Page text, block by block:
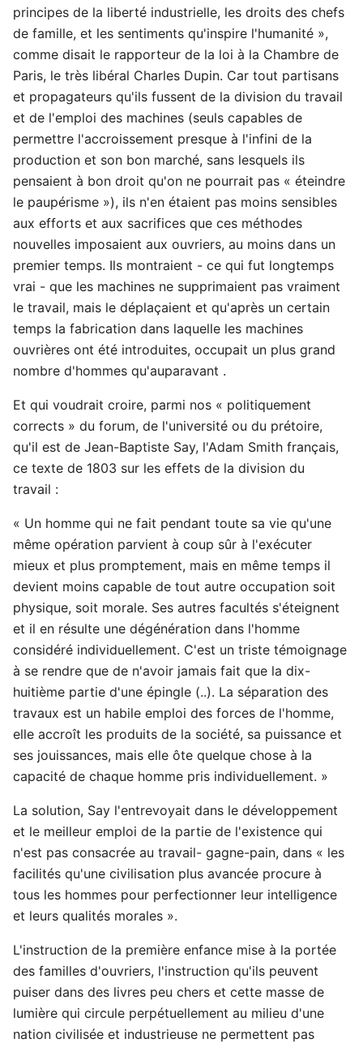
principes de la liberté industrielle, les droits des chefs
de famille, et les sentiments qu'inspire l'humanité »,
comme disait le rapporteur de la loi à la Chambre de
Paris, le très libéral Charles Dupin. Car tout partisans
et propagateurs qu'ils fussent de la division du travail
et de l'emploi des machines (seuls capables de
permettre l'accroissement presque à l'infini de la
production et son bon marché, sans lesquels ils
pensaient à bon droit qu'on ne pourrait pas « éteindre
le paupérisme »), ils n'en étaient pas moins sensibles
aux efforts et aux sacrifices que ces méthodes
nouvelles imposaient aux ouvriers, au moins dans un
premier temps. Ils montraient - ce qui fut longtemps
vrai - que les machines ne supprimaient pas vraiment
le travail, mais le déplaçaient et qu'après un certain
temps la fabrication dans laquelle les machines
ouvrières ont été introduites, occupait un plus grand
nombre d'hommes qu'auparavant .
Et qui voudrait croire, parmi nos « politiquement
corrects » du forum, de l'université ou du prétoire,
qu'il est de Jean-Baptiste Say, l'Adam Smith français,
ce texte de 1803 sur les effets de la division du
travail :
« Un homme qui ne fait pendant toute sa vie qu'une
même opération parvient à coup sûr à l'exécuter
mieux et plus promptement, mais en même temps il
devient moins capable de tout autre occupation soit
physique, soit morale. Ses autres facultés s'éteignent
et il en résulte une dégénération dans l'homme
considéré individuellement. C'est un triste témoignage
à se rendre que de n'avoir jamais fait que la dix-
huitième partie d'une épingle (..). La séparation des
travaux est un habile emploi des forces de l'homme,
elle accroît les produits de la société, sa puissance et
ses jouissances, mais elle ôte quelque chose à la
capacité de chaque homme pris individuellement. »
La solution, Say l'entrevoyait dans le développement
et le meilleur emploi de la partie de l'existence qui
n'est pas consacrée au travail- gagne-pain, dans « les
facilités qu'une civilisation plus avancée procure à
tous les hommes pour perfectionner leur intelligence
et leurs qualités morales ».
L'instruction de la première enfance mise à la portée
des familles d'ouvriers, l'instruction qu'ils peuvent
puiser dans des livres peu chers et cette masse de
lumière qui circule perpétuellement au milieu d'une
nation civilisée et industrieuse ne permettent pas